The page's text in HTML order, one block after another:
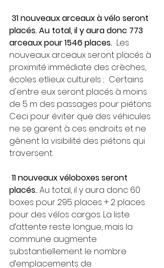
· 31 nouveaux arceaux à vélo seront
placés. Au total, il y aura donc 773
arceaux pour 1546 places. Les
nouveaux arceaux seront placés à
proximité immédiate des crèches,
écoles etlieux culturels ;  Certains
d'entre eux seront placés à moins
de 5 m des passages pour piétons.
Ceci pour éviter que des véhicules
ne se garent à ces endroits et ne
gênent la visibilité des piétons qui
traversent.
· 11 nouveaux véloboxes seront
placés.. Au total, il y aura donc 60
boxes pour 295 places + 2 places
pour des vélos cargos. La liste
d’attente reste longue, mais la
commune augmente
substantiellement le nombre
d’emplacements de